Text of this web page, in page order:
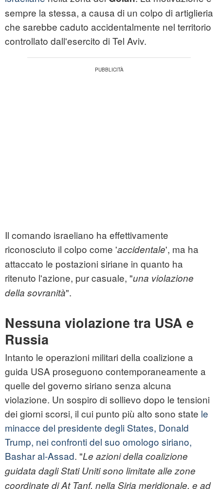
sempre la stessa, a causa di un colpo di artiglieria
che sarebbe caduto accidentalmente nel territorio
controllato dall'esercito di Tel Aviv.
Il comando israeliano ha effettivamente
riconosciuto il colpo come 'accidentale', ma ha
attaccato le postazioni siriane in quanto ha
ritenuto l'azione, pur casuale, "una violazione
della sovranità".
Nessuna violazione tra USA e
Russia
Intanto le operazioni militari della coalizione a
guida USA proseguono contemporaneamente a
quelle del governo siriano senza alcuna
violazione. Un sospiro di sollievo dopo le tensioni
dei giorni scorsi, il cui punto più alto sono state le
minacce del presidente degli States, Donald
Trump, nei confronti del suo omologo siriano,
Bashar al-Assad. "Le azioni della coalizione
guidata dagli Stati Uniti sono limitate alle zone
coordinate di At Tanf, nella Siria meridionale, e ad